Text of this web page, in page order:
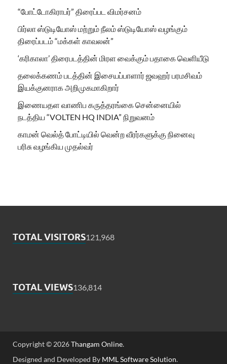
“போட்டோகிராபர்” திரைப்பட விமர்சனம்
பிர்லா ஸ்டுடியோஸ் மற்றும் நீலம் ஸ்டுடியோஸ் வழங்கும்
திரைப்படம் “மக்கள் காவலன்”
‘கரிகாலா’ திரைபடத்தின் மிரள வைக்கும் பதாகை வெளியீடு
தலைக்கணம் படத்தின் இசையப்பாளார் ஜவஹர் பரமசிவம்
இயக்குனராக அறிமுகமாகிறார்
இணையதள வாணிப கருத்தரங்கை சென்னையில்
நடத்திய “VOLTEN HQ INDIA” நிறுவனம்
காமன் வெல்த் போட்டியில் வென்ற வீரர்களுக்கு நினைவு
பரிசு வழங்கிய முதல்வர்
TOTAL VISITORS121,968
TOTAL VIEWS136,814
Copyright © 2026Thangam Online.
Designed and Developed By MML Software Solution.